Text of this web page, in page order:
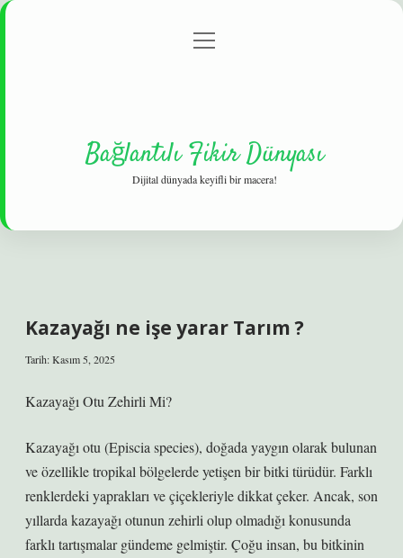
Gizlilik Politikası
menüyü
Bağlantılı Fikir Dünyası
Dijital dünyada keyifli bir macera!
Kazayağı ne işe yarar Tarım ?
Tarih: Kasım 5, 2025
Kazayağı Otu Zehirli Mi?
Kazayağı otu (Episcia species), doğada yaygın olarak bulunan
ve özellikle tropikal bölgelerde yetişen bir bitki türüdür. Farklı
renklerdeki yaprakları ve çiçekleriyle dikkat çeker. Ancak, son
yıllarda kazayağı otunun zehirli olup olmadığı konusunda
farklı tartışmalar gündeme gelmiştir. Çoğu insan, bu bitkinin